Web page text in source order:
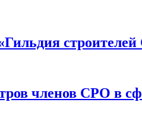
строителей
членов СРО в